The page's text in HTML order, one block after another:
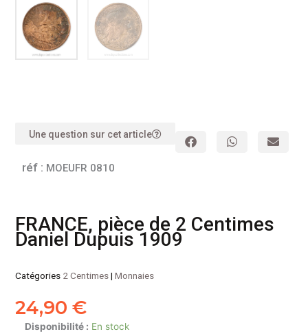
Une question sur cet article
réf : MOEUFR 0810
FRANCE, pièce de 2 Centimes
Daniel Dupuis 1909
Catégories 2 Centimes|Monnaies
24,90€
Disponibilité : En stock
quantité